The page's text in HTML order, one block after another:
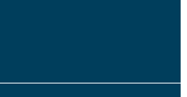
- Clariane